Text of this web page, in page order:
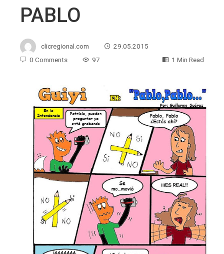
PABLO
clicregional.com
29.05.2015
0 Comments
97 1 Min Read